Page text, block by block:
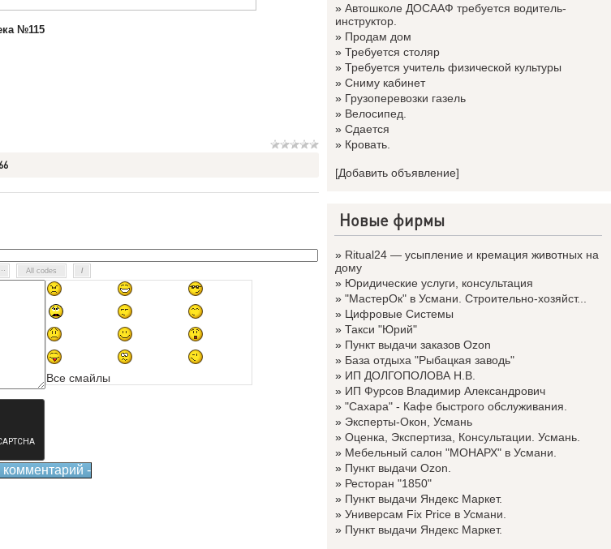
№115
Все смайлы
» Автошколе ДОСААФ требуется водитель-
инструктор.
» Продам дом
» Требуется столяр
» Требуется учитель физической культуры
» Сниму кабинет
» Грузоперевозки газель
» Велосипед.
» Сдается
» Кровать.
[Добавить объявление]
Новые фирмы
» Ritual24 — усыпление и кремация животных на
дому
» Юридические услуги, консультация
» "МастерОк" в Усмани. Строительно-хозяйст...
» Цифровые Системы
» Такси "Юрий"
» Пункт выдачи заказов Ozon
» База отдыха "Рыбацкая заводь"
» ИП ДОЛГОПОЛОВА Н.В.
» ИП Фурсов Владимир Александрович
» "Сахара" - Кафе быстрого обслуживания.
» Эксперты-Окон, Усмань
» Оценка, Экспертиза, Консультации. Усмань.
» Мебельный салон "МОНАРХ" в Усмани.
» Пункт выдачи Ozon.
» Ресторан "1850"
» Пункт выдачи Яндекс Маркет.
» Универсам Fix Price в Усмани.
» Пункт выдачи Яндекс Маркет.